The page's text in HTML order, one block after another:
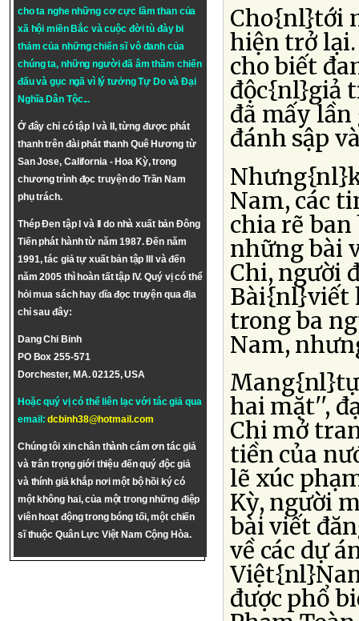
cho ta nghe những cơ cực lầm than của
xã hội miền Bắc và cuộc đời tù đày bi
thảm của những chiến sĩ vô danh của
chúng ta, những người đã âm thầm chiến
đấu và gục ngã vì lý tưởngTự DovàĐại
Nghĩa Dân Tộc...
Ở đây chỉ có tập I và II, từng được phát
thanh trên đài phát thanh Quê Hương từ
San Jose, California - Hoa Kỳ, trong
chương trình đọc truyện do Trần Nam
phụ trách.
Thép Đen tập I và II do nhà xuất bản Đông
Tiến phát hành từ năm 1987. Đến năm
1991, tác giả tự xuất bản tập III và đến
năm 2005 thì hoàn tất tập IV. Quý vị có thể
hỏi mua sách hay dĩa đọc truyện qua địa
chỉ sau đây:
Dang Chi Binh
PO Box 255-571
Dorchester, MA. 02125, USA
Hoặc quý vị có thể liên lạc với tác giả qua
email:dcbinh38@hotmail.com
Chúng tôi xin chân thành cám ơn tác giả
và trân trọng giới thiệu đến quý độc giả
và thính giả khắp nơi một bộ hồi ký có
một không hai, của một trong những điệp
viên hoạt động trong bóng tối, một chiến
sĩ thuộc Quân Lực Việt Nam Cộng Hòa.
Cho{nl}tới
hiện trở
cho biết
độc{nl}giả
đã mấy
đánh sập
Nam, các
chia rẽ ban
những bài
Chi, người
Bài{nl}viết
trong ba
Nam,
hai mặt'',
Chi mở
tiền của
lẽ xúc
Kỳ, người
bài viết
về các dự
được phổ